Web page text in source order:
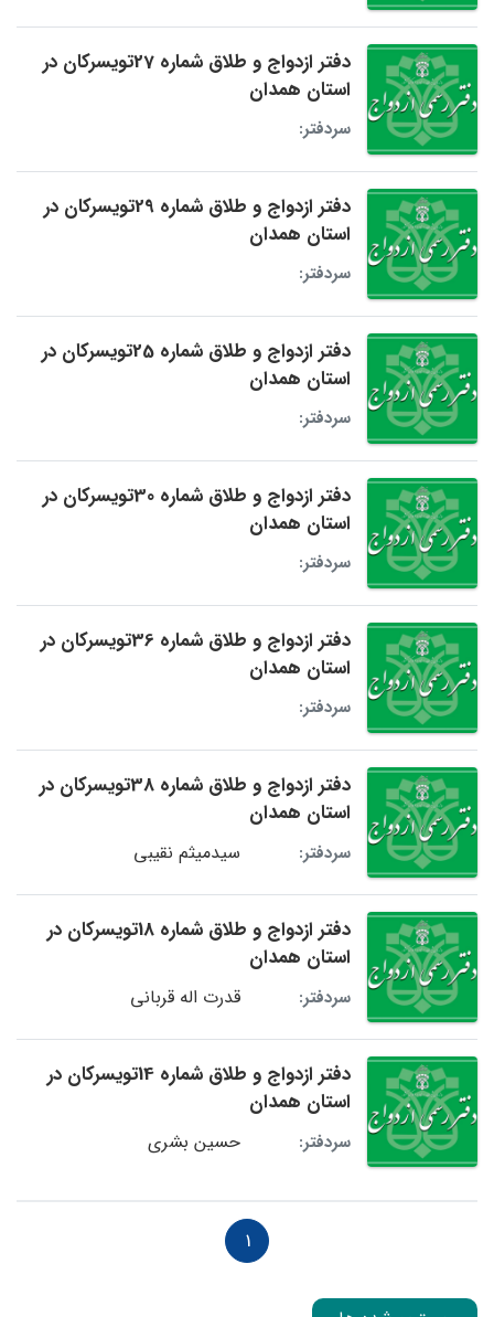
دفتر ازدواج و طلاق شماره 27تویسرکان در
استان همدان
سردفتر:
دفتر ازدواج و طلاق شماره 29تویسرکان در
استان همدان
سردفتر:
دفتر ازدواج و طلاق شماره 25تویسرکان در
استان همدان
سردفتر:
دفتر ازدواج و طلاق شماره 30تویسرکان در
استان همدان
سردفتر:
دفتر ازدواج و طلاق شماره 36تویسرکان در
استان همدان
سردفتر:
دفتر ازدواج و طلاق شماره 38تویسرکان در
استان همدان
سردفتر: سیدمیثم نقیبی
دفتر ازدواج و طلاق شماره 18تویسرکان در
استان همدان
سردفتر: قدرت اله قربانی
دفتر ازدواج و طلاق شماره 14تویسرکان در
استان همدان
سردفتر: حسین بشری
1